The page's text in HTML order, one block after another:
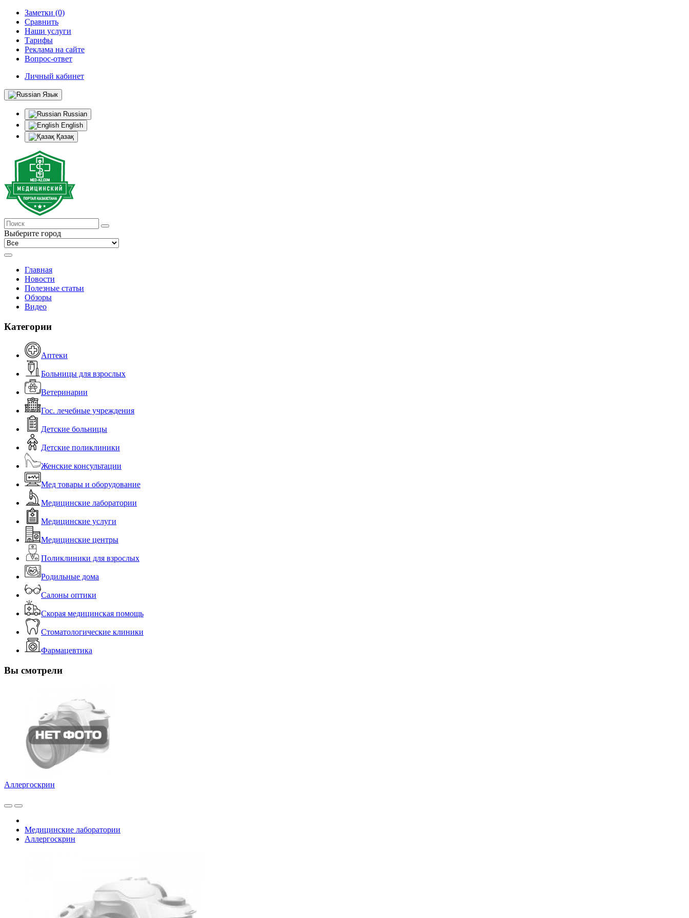
Заметки (0)
Сравнить
Наши услуги
Тарифы
Реклама на сайте
Вопрос-ответ
Личный кабинет
Язык
Russian
English
Қазақ
Выберите город
Главная
Новости
Полезные статьи
Обзоры
Видео
Категории
Аптеки
Больницы для взрослых
Ветеринарии
Гос. лечебные учреждения
Детские больницы
Детские поликлиники
Женские консультации
Мед товары и оборудование
Медицинские лаборатории
Медицинские услуги
Медицинские центры
Поликлиники для взрослых
Родильные дома
Салоны оптики
Скорая медицинская помощь
Стоматологические клиники
Фармацевтика
Вы смотрели
Аллергоскрин
Медицинские лаборатории
Аллергоскрин